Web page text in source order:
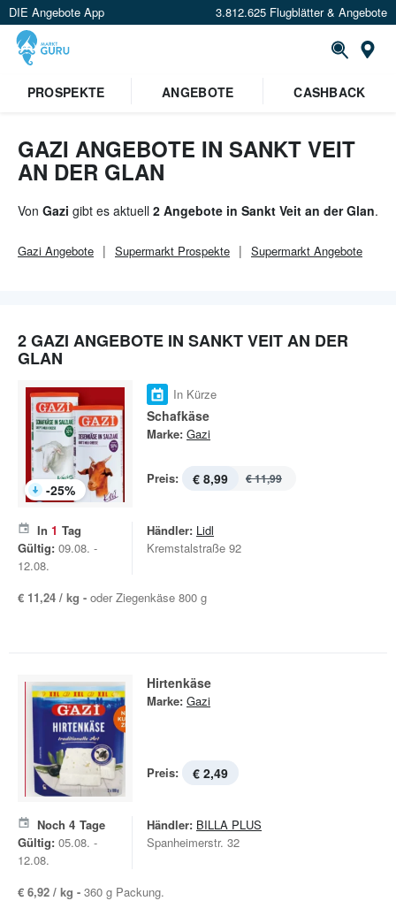
DIE Angebote App 3.812.625 Flugblätter & Angebote
Standort festlegen
PROSPEKTE ANGEBOTE CASHBACK
GAZI ANGEBOTE IN SANKT VEIT
AN DER GLAN
Von Gazi gibt es aktuell 2 Angebote in Sankt Veit an der Glan.
Gazi Angebote Supermarkt Prospekte Supermarkt Angebote
2 GAZI ANGEBOTE IN SANKT VEIT AN DER
GLAN
-25%
In Kürze
Schafkäse
Marke: Gazi
Preis: € 8,99 € 11,99
In 1 Tag
Gültig: 09.08. -
12.08.
Händler: Lidl
Kremstalstraße 92
€ 11,24 / kg - oder Ziegenkäse 800 g
Hirtenkäse
Marke: Gazi
Preis: € 2,49
Noch 4 Tage
Gültig: 05.08. -
12.08.
Händler: BILLA PLUS
Spanheimerstr. 32
€ 6,92 / kg - 360 g Packung.